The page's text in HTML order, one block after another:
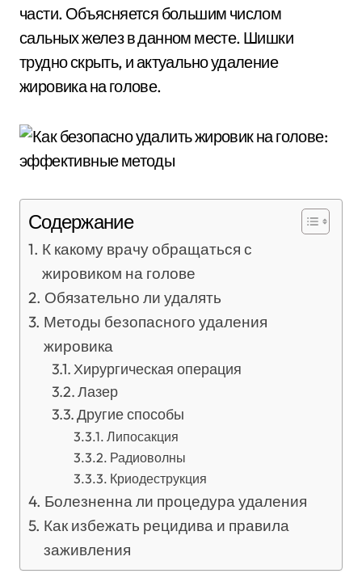
части. Объясняется большим числом
сальных желез в данном месте. Шишки
трудно скрыть, и актуально удаление
жировика на голове.
Содержание
К какому врачу обращаться с
жировиком на голове
Обязательно ли удалять
Методы безопасного удаления
жировика
Хирургическая операция
Лазер
Другие способы
Липосакция
Радиоволны
Криодеструкция
Болезненна ли процедура удаления
Как избежать рецидива и правила
заживления